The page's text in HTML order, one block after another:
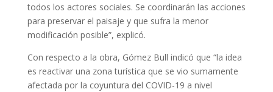
todos los actores sociales. Se coordinarán las acciones
para preservar el paisaje y que sufra la menor
modificación posible”, explicó.
Con respecto a la obra, Gómez Bull indicó que “la idea
es reactivar una zona turística que se vio sumamente
afectada por la coyuntura del COVID-19 a nivel